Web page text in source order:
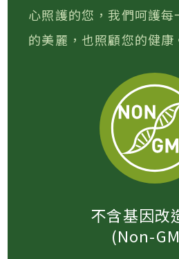
心照護的您，我們呵護
的美麗，也照顧您的健康
不含基因改
(Non-